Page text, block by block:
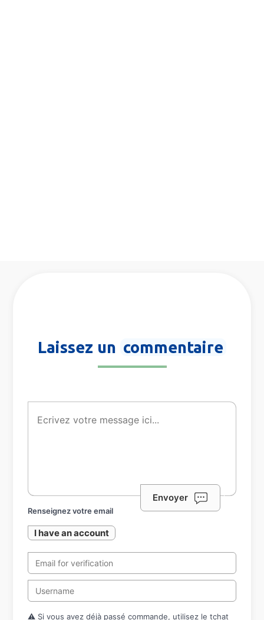
Laissez un commentaire
Envoyer
Renseignez votre email
I have an account
⚠️ Si vous avez déjà passé commande, utilisez le tchat